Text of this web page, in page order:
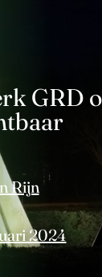
GRD
Rijn
2024